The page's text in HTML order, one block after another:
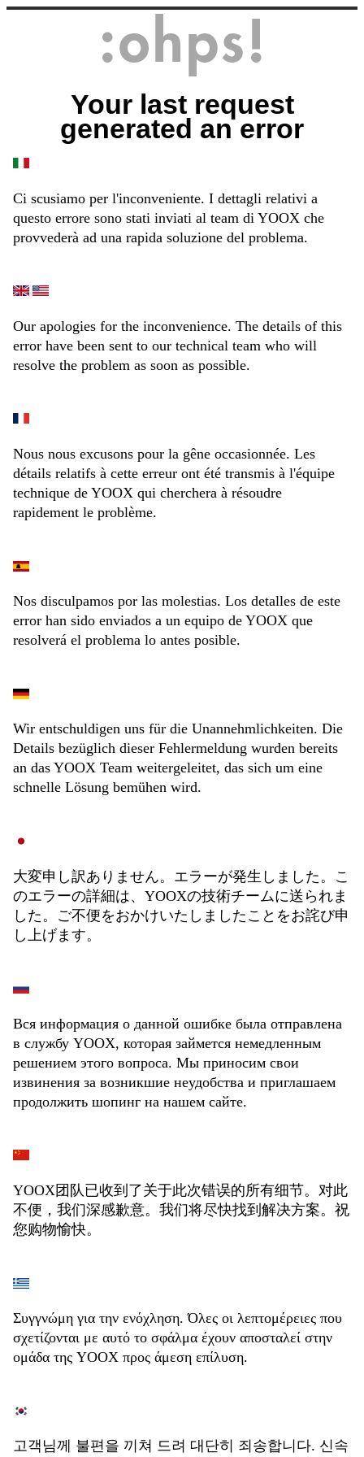
Your last request
generated an error
Ci scusiamo per l'inconveniente. I dettagli relativi a
questo errore sono stati inviati al team di YOOX che
provvederà ad una rapida soluzione del problema.
Our apologies for the inconvenience. The details of this
error have been sent to our technical team who will
resolve the problem as soon as possible.
Nous nous excusons pour la gêne occasionnée. Les
détails relatifs à cette erreur ont été transmis à l'équipe
technique de YOOX qui cherchera à résoudre
rapidement le problème.
Nos disculpamos por las molestias. Los detalles de este
error han sido enviados a un equipo de YOOX que
resolverá el problema lo antes posible.
Wir entschuldigen uns für die Unannehmlichkeiten. Die
Details bezüglich dieser Fehlermeldung wurden bereits
an das YOOX Team weitergeleitet, das sich um eine
schnelle Lösung bemühen wird.
大変申し訳ありません。エラーが発生しました。こ
のエラーの詳細は、YOOXの技術チームに送られま
した。ご不便をおかけいたしましたことをお詫び申
し上げます。
Вся информация о данной ошибке была отправлена
в службу YOOX, которая займется немедленным
решением этого вопроса. Мы приносим свои
извинения за возникшие неудобства и приглашаем
продолжить шопинг на нашем сайте.
YOOX团队已收到了关于此次错误的所有细节。对此
不便，我们深感歉意。我们将尽快找到解决方案。祝
您购物愉快。
Συγγνώμη για την ενόχληση. Όλες οι λεπτομέρειες που
σχετίζονται με αυτό το σφάλμα έχουν αποσταλεί στην
ομάδα της YOOX προς άμεση επίλυση.
고객님께 불편을 끼쳐 드려 대단히 죄송합니다. 신속